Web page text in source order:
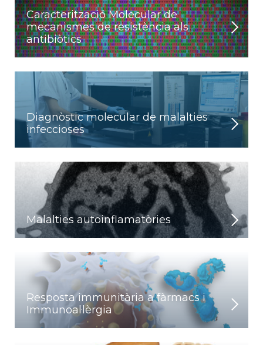
Caracterització Molecular de
mecanismes de resistència als
antibiòtics
Diagnòstic molecular de malalties
infeccioses
Malalties autoinflamatòries
Resposta immunitària a fàrmacs i
Immunoal·lèrgia